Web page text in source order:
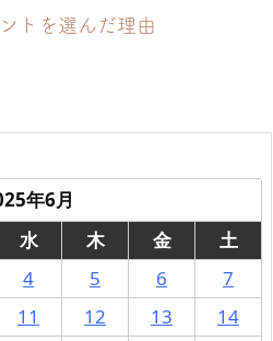
トを選んだ理由
年6月
水 木 金
土
4 5 6
7
11 12 13
14